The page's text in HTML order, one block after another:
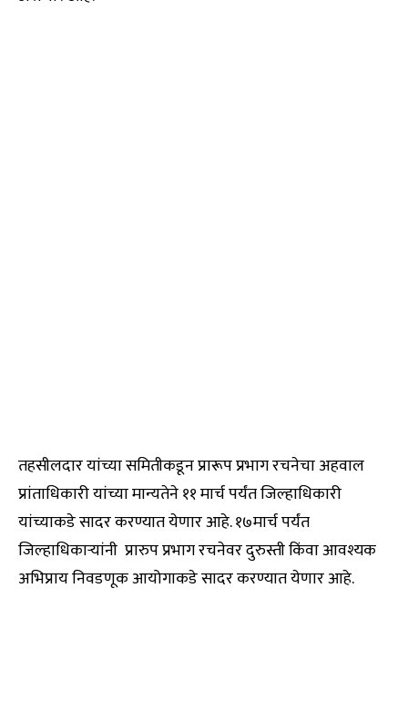
तहसीलदार यांच्या समितीकडून प्रारूप प्रभाग रचनेचा अहवाल
प्रांताधिकारी यांच्या मान्यतेने ११ मार्च पर्यंत जिल्हाधिकारी
यांच्याकडे सादर करण्यात येणार आहे. १७मार्च पर्यंत
जिल्हाधिकाऱ्यांनी प्रारुप प्रभाग रचनेवर दुरुस्ती किंवा आवश्यक
अभिप्राय निवडणूक आयोगाकडे सादर करण्यात येणार आहे.